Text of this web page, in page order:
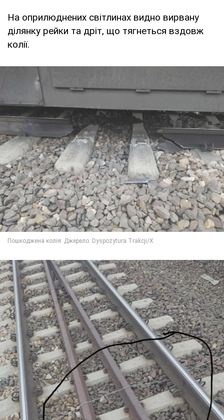
На оприлюднених світлинах видно вирвану
ділянку рейки та дріт, що тягнеться вздовж
колії.